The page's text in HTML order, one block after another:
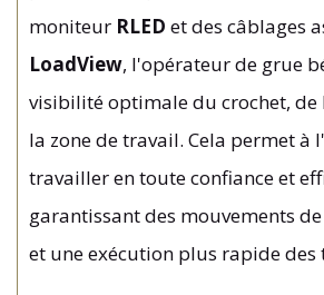
moniteur RLED et des câblages
LoadView, l'opérateur de grue
visibilité optimale du crochet, de
la zone de travail. Cela permet à
travailler en toute confiance et
garantissant des mouvements
et une exécution plus rapide des